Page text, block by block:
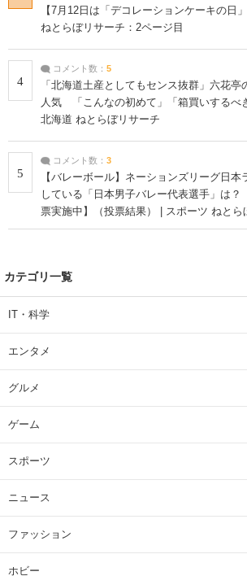
【7月12日は「デコレーションケーキの日
ねとらぼリサーチ：2ページ目
4
コメント数： 5
「北海道土産としてもセンス抜群」六花亭
人気 「こんなの初めて」「箱買いするべ
北海道 ねとらぼリサーチ
5
コメント数： 3
【バレーボール】ネーションズリーグ日
している「日本男子バレー代表選手」は？
票実施中】（投票結果） | スポーツ ねとら
カテゴリ一覧
IT・科学
エンタメ
グルメ
ゲーム
スポーツ
ニュース
ファッション
ホビー